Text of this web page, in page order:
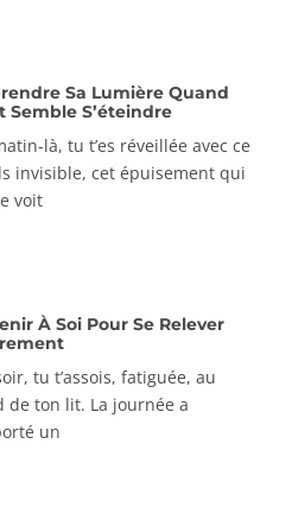
Sa Lumière Quand
Semble S’éteindre
là, tu t’es réveillée avec ce
invisible, cet épuisement qui
voit
À Soi Pour Se Relever
tu t’assois, fatiguée, au
de ton lit. La journée a
un